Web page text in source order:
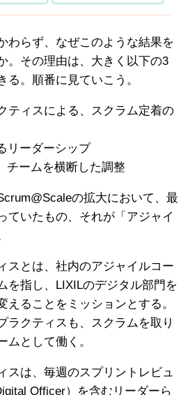
わらず、なぜこのような結果を
。その理由は、大きく以下の3
る。順番に見ていこう。
ィスによる、スクラム定着の
ーダーシップ
ームを横断した調整
の拡大において、最
ていたもの、それが「アジャイ
スとは、社内のアジャイルコー
を指し、LIXILのデジタル部門を
えることをミッションとする。
ラクティスも、スクラムを取り
ムとして働く。
スは、毎週のスプリントレビュ
Officer）を含むリーダーら